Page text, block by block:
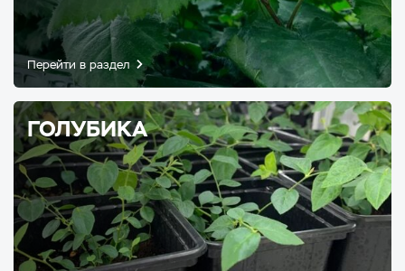
Перейти в раздел
ГОЛУБИКА